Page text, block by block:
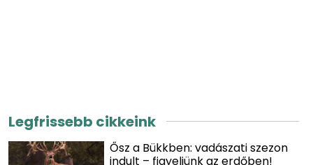
Legfrissebb cikkeink
Ősz a Bükkben: vadászati szezon
indult – figyeljünk az erdőben!